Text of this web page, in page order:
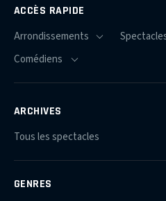
ACCÈS RAPIDE
ARCHIVES
Tous les spectacles
GENRES